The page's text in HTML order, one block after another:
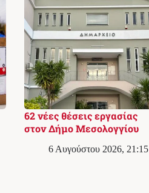
62 νέες θέσεις εργασίας
στον Δήμο Μεσολογγίου
6 Αυγούστου 2026, 21:15